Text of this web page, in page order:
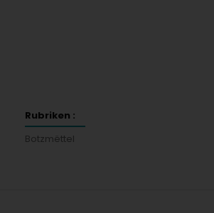
Rubriken :
Botzmëttel